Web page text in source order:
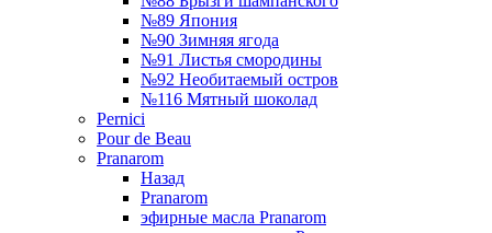
№89 Япония
№90 Зимняя ягода
№91 Листья смородины
№92 Необитаемый остров
№116 Мятный шоколад
Pernici
Pour de Beau
Pranarom
Назад
Pranarom
эфирные масла Pranarom